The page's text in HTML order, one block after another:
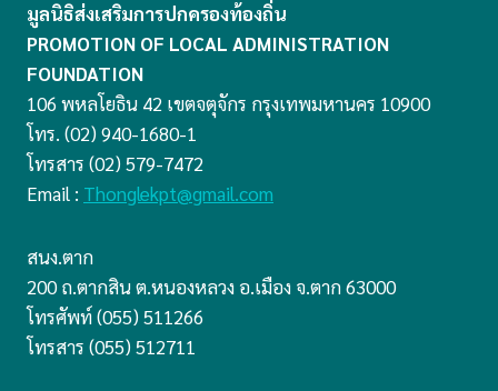
มูลนิธิส่งเสริมการปกครองท้องถิ่น
PROMOTION OF LOCAL ADMINISTRATION
FOUNDATION
106 พหลโยธิน 42 เขตจตุจักร กรุงเทพมหานคร 10900
โทร. (02) 940-1680-1
โทรสาร (02) 579-7472
Email : Thonglekpt@gmail.com
สนง.ตาก
200 ถ.ตากสิน ต.หนองหลวง อ.เมือง จ.ตาก 63000
โทรศัพท์ (055) 511266
โทรสาร (055) 512711